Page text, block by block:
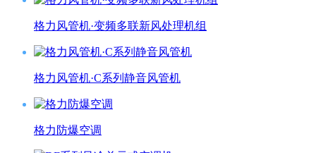
格力风管机·变频多联新风处理机组
格力风管机·C系列静音风管机
格力防爆空调